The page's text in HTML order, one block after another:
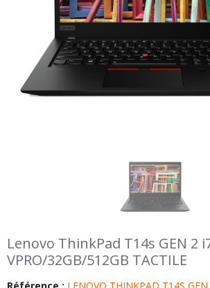
Lenovo ThinkPad T14s GEN 2
VPRO/32GB/512GB TACTILE